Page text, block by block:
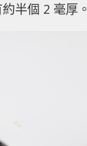
半個 2 毫厚。